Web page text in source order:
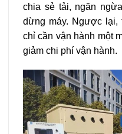
chia sẻ tải, ngăn
dừng máy. Ngược lại,
chỉ cần vận hành một
giảm chi phí vận hành.